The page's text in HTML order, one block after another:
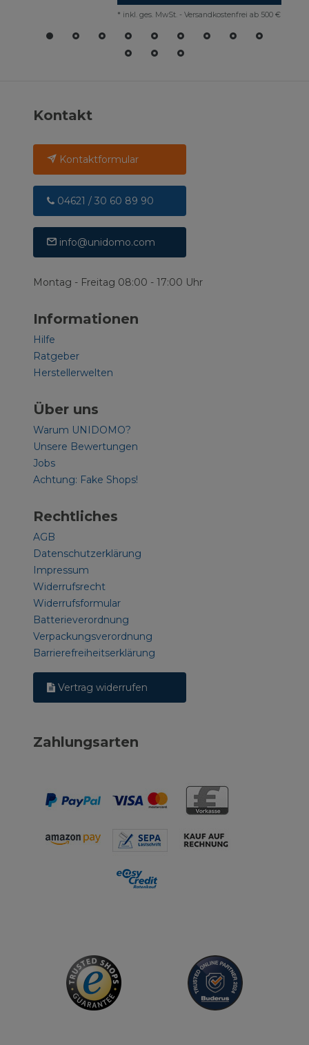
* inkl. ges. MwSt. - Versandkostenfrei ab 500 €
Kontakt
Kontaktformular
04621 / 30 60 89 90
info@unidomo.com
Montag - Freitag 08:00 - 17:00 Uhr
Informationen
Hilfe
Ratgeber
Herstellerwelten
Über uns
Warum UNIDOMO?
Unsere Bewertungen
Jobs
Achtung: Fake Shops!
Rechtliches
AGB
Datenschutzerklärung
Impressum
Widerrufsrecht
Widerrufsformular
Batterieverordnung
Verpackungsverordnung
Barrierefreiheitserklärung
Vertrag widerrufen
Zahlungsarten